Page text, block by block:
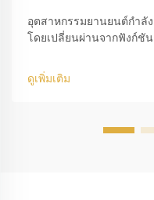
อุตสาหกรรมยานยนต์กำลั
โดยเปลี่ยนผ่านจากฟังก์ชั
ออกแบบยานพาหนะมีควา
ไฟฟ้า (EV) ครองส่วนแบ่ง
ดูเพิ่มเติม